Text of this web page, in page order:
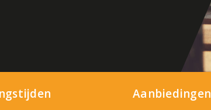
Aanbiedingen